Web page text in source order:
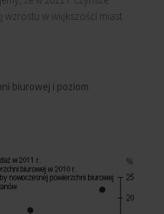
w większości miast
biurowej i poziom